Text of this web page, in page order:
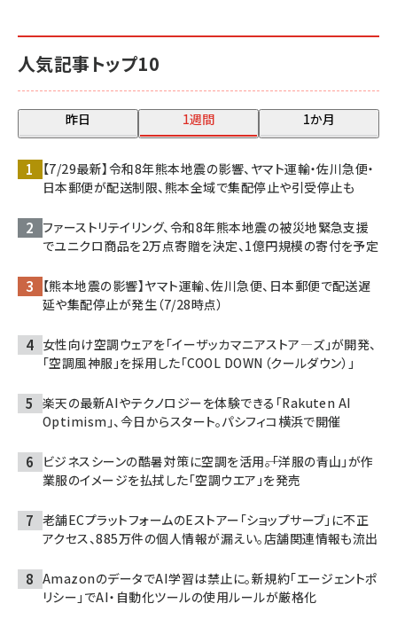
人気記事トップ10
昨日 1週間 1か月
【7/29最新】令和8年熊本地震の影響、ヤマト運輸・佐川急便・
日本郵便が配送制限、熊本全域で集配停止や引受停止も
ファーストリテイリング、令和8年熊本地震の被災地緊急支援
でユニクロ商品を2万点寄贈を決定、1億円規模の寄付を予定
【熊本地震の影響】ヤマト運輸、佐川急便、日本郵便で配送遅
延や集配停止が発生（7/28時点）
女性向け空調ウェアを「イーザッカマニアストア―ズ」が開発、
「空調風神服」を採用した「COOL DOWN（クールダウン）」
楽天の最新AIやテクノロジーを体験できる「Rakuten AI
Optimism」、今日からスタート。パシフィコ横浜で開催
ビジネスシーンの酷暑対策に空調を活用――。「洋服の青山」が作
業服のイメージを払拭した「空調ウエア」を発売
老舗ECプラットフォームのEストアー「ショップサーブ」に不正
アクセス、885万件の個人情報が漏えい。店舗関連情報も流出
AmazonのデータでAI学習は禁止に。新規約「エージェントポ
リシー」でAI・自動化ツールの使用ルールが厳格化